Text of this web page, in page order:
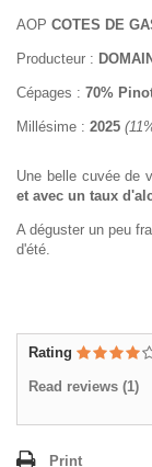
AOP COTES DE
Producteur :
Cépages : 70%
Millésime : 2025
Une belle cuvée de
et avec un taux
A déguster un peu
d'été.
Rating
Read reviews (1)
Print